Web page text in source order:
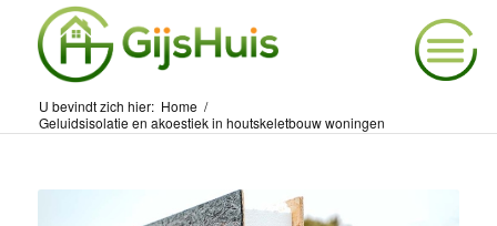
U bevindt zich hier: Home /
Geluidsisolatie en akoestiek in houtskeletbouw woningen